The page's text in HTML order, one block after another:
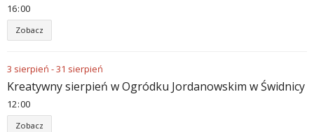
16 00
Zobacz
3 sierpień -31 sierpień
Kreatywny sierpień w Ogródku Jordanowskim w Świdnicy
12 00
Zobacz